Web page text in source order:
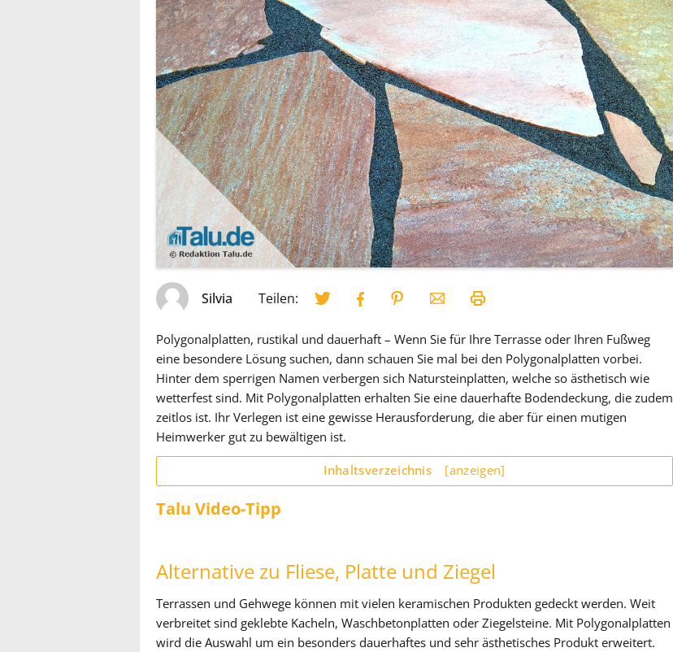
Silvia Teilen:
Polygonalplatten, rustikal und dauerhaft – Wenn Sie für Ihre Terrasse oder Ihren Fußweg
eine besondere Lösung suchen, dann schauen Sie mal bei den Polygonalplatten vorbei.
Hinter dem sperrigen Namen verbergen sich Natursteinplatten, welche so ästhetisch wie
wetterfest sind. Mit Polygonalplatten erhalten Sie eine dauerhafte Bodendeckung, die zudem
zeitlos ist. Ihr Verlegen ist eine gewisse Herausforderung, die aber für einen mutigen
Heimwerker gut zu bewältigen ist.
Inhaltsverzeichnis [anzeigen]
Talu Video-Tipp
Alternative zu Fliese, Platte und Ziegel
Terrassen und Gehwege können mit vielen keramischen Produkten gedeckt werden. Weit
verbreitet sind geklebte Kacheln, Waschbetonplatten oder Ziegelsteine. Mit Polygonalplatten
wird die Auswahl um ein besonders dauerhaftes und sehr ästhetisches Produkt erweitert.